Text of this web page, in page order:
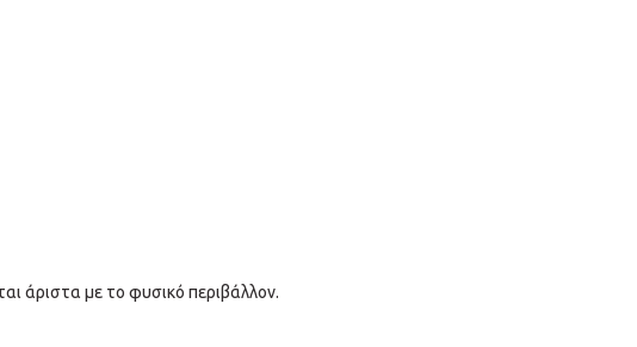
άριστα με το φυσικό περιβάλλον.